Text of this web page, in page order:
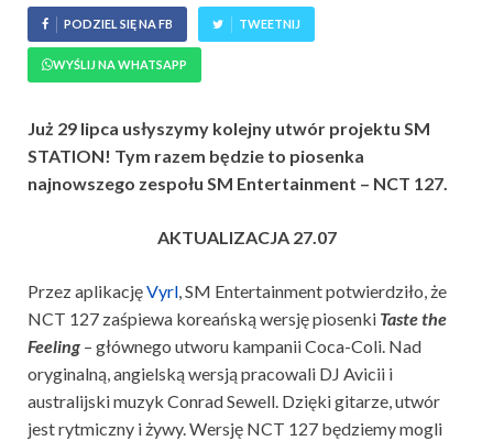
PODZIEL SIĘ NA FB TWEETNIJ
WYŚLIJ NA WHATSAPP
Już 29 lipca usłyszymy kolejny utwór projektu SM
STATION! Tym razem będzie to piosenka
najnowszego zespołu SM Entertainment – NCT 127.
AKTUALIZACJA 27.07
Przez aplikacjęVyrl, SM Entertainment potwierdziło, że
NCT 127 zaśpiewa koreańską wersję piosenki Taste the
Feeling – głównego utworu kampanii Coca-Coli. Nad
oryginalną, angielską wersją pracowali DJ Avicii i
australijski muzyk Conrad Sewell. Dzięki gitarze, utwór
jest rytmiczny i żywy. Wersję NCT 127 będziemy mogli